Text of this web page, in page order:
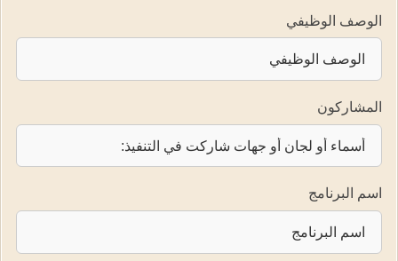
الوصف الوظيفي
المشاركون
اسم البرنامج